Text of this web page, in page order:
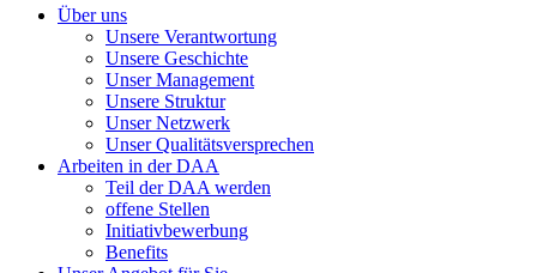
Über uns
Unsere Verantwortung
Unsere Geschichte
Unser Management
Unsere Struktur
Unser Netzwerk
Unser Qualitätsversprechen
Arbeiten in der DAA
Teil der DAA werden
offene Stellen
Initiativbewerbung
Benefits